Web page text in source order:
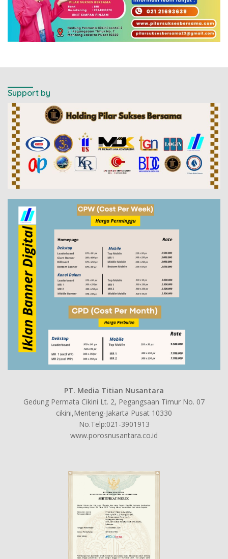
Support by
PT. Media Titian Nusantara
Gedung Permata Cikini Lt. 2, Pegangsaan Timur No. 07
cikini,Menteng-Jakarta Pusat 10330
No.Telp:021-3901913
www.porosnusantara.co.id